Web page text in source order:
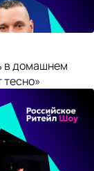
в домашнем
тесно»